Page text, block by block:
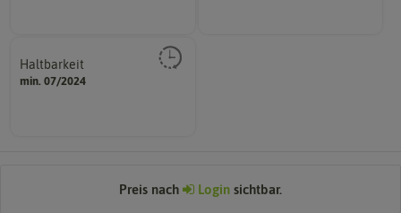
Haltbarkeit
min. 07/2024
und Pflanzgut sehr gut keimen
sollte.
Preis nach Login sichtbar.